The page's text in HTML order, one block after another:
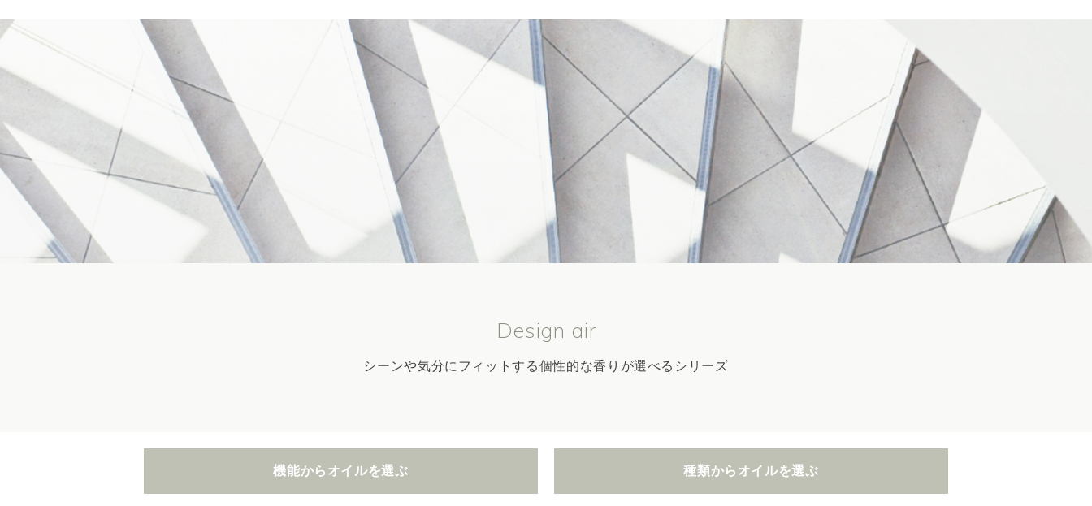
Design air
シーンや気分にフィットする個性的な香りが選べるシリーズ
機能からオイルを選ぶ 種類からオイルを選ぶ